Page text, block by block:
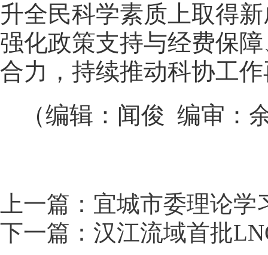
升全民科学素质上取得
强化政策支持与经费保
合力，持续推动科协工
（编辑：闻俊 编审：
上一篇：宜城市委理论
下一篇：汉江流域首批